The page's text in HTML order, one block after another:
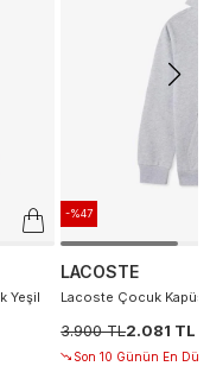
Yeşil
-%47
LACOSTE
Lacoste Çocuk
3.900 TL2.081 TL
Son 10 Günün En